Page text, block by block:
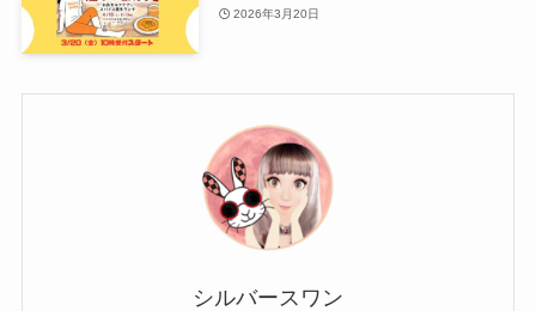
2026年3月20日
シルバースワン